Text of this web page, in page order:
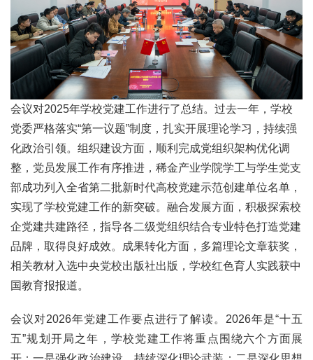
会议对2025年学校党建工作进行了总结。过去一年，学校
党委严格落实“第一议题”制度，扎实开展理论学习，持续强
化政治引领。组织建设方面，顺利完成党组织架构优化调
整，党员发展工作有序推进，稀金产业学院学工与学生党支
部成功列入全省第二批新时代高校党建示范创建单位名单，
实现了学校党建工作的新突破。融合发展方面，积极探索校
企党建共建路径，指导各二级党组织结合专业特色打造党建
品牌，取得良好成效。成果转化方面，多篇理论文章获奖，
相关教材入选中央党校出版社出版，学校红色育人实践获中
国教育报报道。
会议对2026年党建工作要点进行了解读。2026年是“十五
五”规划开局之年，学校党建工作将重点围绕六个方面展